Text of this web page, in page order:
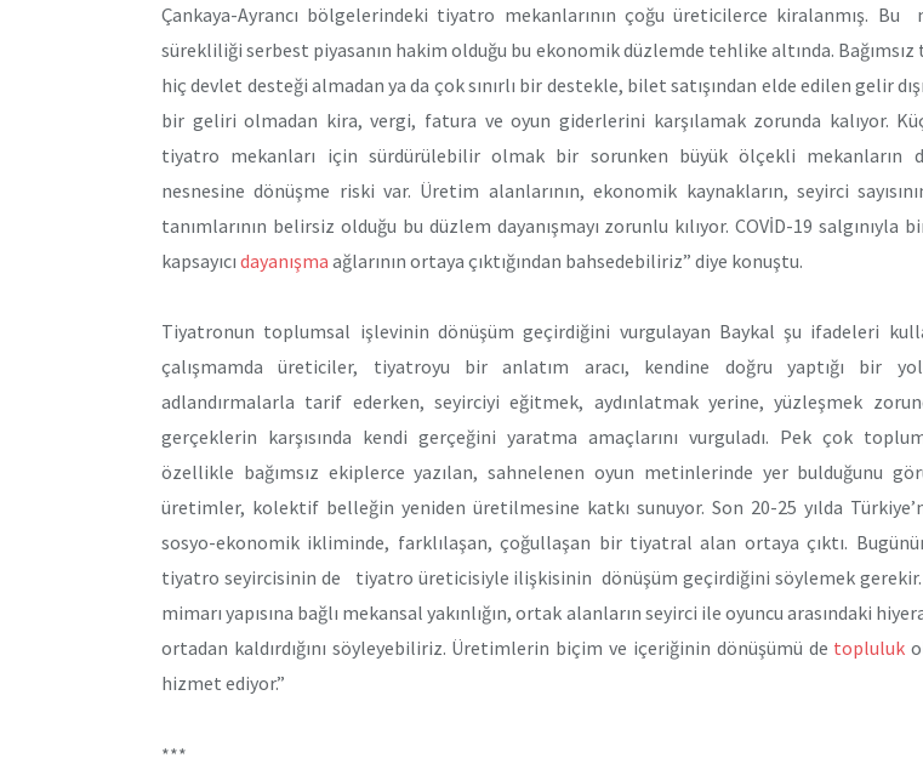
Çankaya-Ayrancı bölgelerindeki tiyatro mekanlarının çoğu üreticilerce kiralanmış. Bu
sürekliliği serbest piyasanın hakim olduğu bu ekonomik düzlemde tehlike altında.
hiç devlet desteği almadan ya da çok sınırlı bir destekle, bilet satışından elde edilen gelir
bir geliri olmadan kira, vergi, fatura ve oyun giderlerini karşılamak zorunda kalıyor.
tiyatro mekanları için sürdürülebilir olmak bir sorunken büyük ölçekli mekanların
nesnesine dönüşme riski var. Üretim alanlarının, ekonomik kaynakların, seyirci
tanımlarının belirsiz olduğu bu düzlem dayanışmayı zorunlu kılıyor. COVİD-19 salgınıyla
kapsayıcı dayanışma ağlarının ortaya çıktığından bahsedebiliriz” diye konuştu.
Tiyatronun toplumsal işlevinin dönüşüm geçirdiğini vurgulayan Baykal şu ifadeleri
çalışmamda üreticiler, tiyatroyu bir anlatım aracı, kendine doğru yaptığı bir
adlandırmalarla tarif ederken, seyirciyi eğitmek, aydınlatmak yerine, yüzleşmek
gerçeklerin karşısında kendi gerçeğini yaratma amaçlarını vurguladı. Pek çok
özellikle bağımsız ekiplerce yazılan, sahnelenen oyun metinlerinde yer bulduğunu
üretimler, kolektif belleğin yeniden üretilmesine katkı sunuyor. Son 20-25 yılda
sosyo-ekonomik ikliminde, farklılaşan, çoğullaşan bir tiyatral alan ortaya çıktı.
tiyatro seyircisinin de tiyatro üreticisiyle ilişkisinin dönüşüm geçirdiğini söylemek gerekir.
mimarı yapısına bağlı mekansal yakınlığın, ortak alanların seyirci ile oyuncu arasındaki
ortadan kaldırdığını söyleyebiliriz. Üretimlerin biçim ve içeriğinin dönüşümü de topluluk
hizmet ediyor.”
***